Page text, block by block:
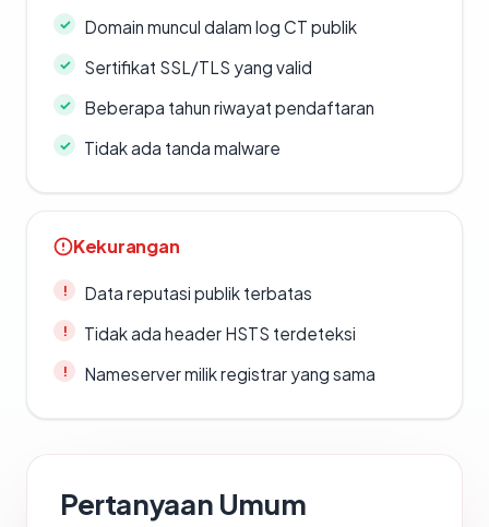
Domain muncul dalam log CT publik
Sertifikat SSL/TLS yang valid
Beberapa tahun riwayat pendaftaran
Tidak ada tanda malware
Kekurangan
Data reputasi publik terbatas
Tidak ada header HSTS terdeteksi
Nameserver milik registrar yang sama
Pertanyaan Umum